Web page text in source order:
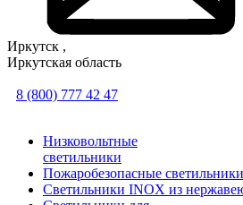
Иркутск ,
Иркутская область
8 (800) 777 42 47
Низковольтные
светильники
Пожаробезопасные светильники
Светильники INOX из